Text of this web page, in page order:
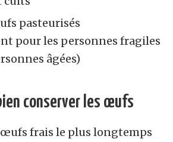
pasteurisés
pour les personnes fragiles
âgées)
conserver les œufs
œufs frais le plus longtemps